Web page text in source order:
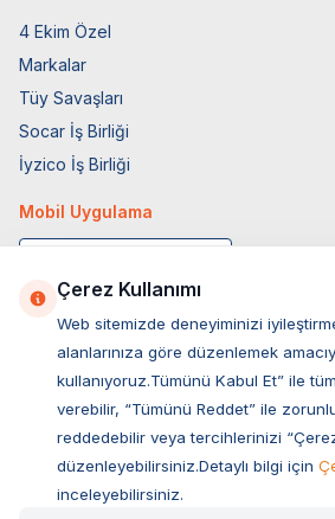
4 Ekim Özel
Markalar
Tüy Savaşları
Socar İş Birliği
İyzico İş Birliği
Mobil Uygulama
Müşteri Hizmetleri
Çerez Kullanımı
Web sitemizde deneyiminizi
alanlarınıza göre düzenlemek
kullanıyoruz.Tümünü Kabul Et” ile
verebilir, “Tümünü Reddet” ile
reddedebilir veya tercihlerinizi
düzenleyebilirsiniz.Detaylı bilgi için
inceleyebilirsiniz.